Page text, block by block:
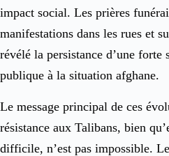
impact social. Les prières
manifestations dans les rues et
révélé la persistance d’une
publique à la situation afghane.
Le message principal de ces
résistance aux Talibans, bien
difficile, n’est pas impossible.